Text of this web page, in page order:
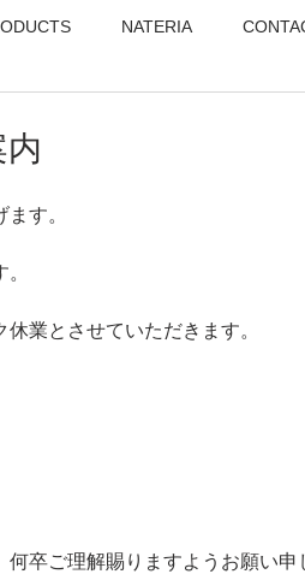
NATERIA
す。
業とさせていただきます。
卒ご理解賜りますようお願い申